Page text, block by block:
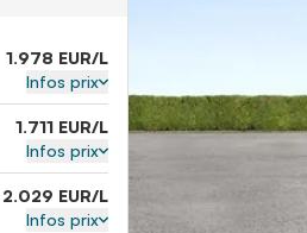
1.978 EUR/L
Infos prix
1.711 EUR/L
Infos prix
2.029 EUR/L
Infos prix